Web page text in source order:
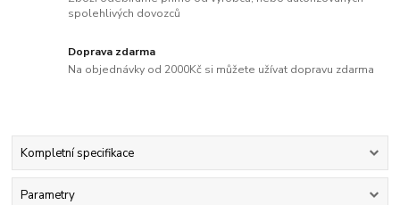
spolehlivých dovozců
Doprava zdarma
Na objednávky od 2000Kč si můžete užívat dopravu zdarma
Kompletní specifikace
Parametry